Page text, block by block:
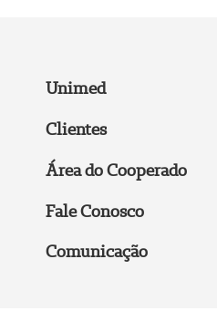
Unimed
Clientes
Área do Cooperado
Fale Conosco
Comunicação